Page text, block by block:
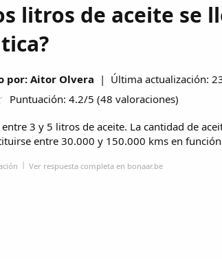
litros de aceite se
por: Aitor Olvera | Última actualización:
Puntuación: 4.2/5 (48 valoraciones)
3 y 5 litros de aceite. La cantidad de
entre 30.000 y 150.000 kms en
Ver respuesta completa en bonaar.be